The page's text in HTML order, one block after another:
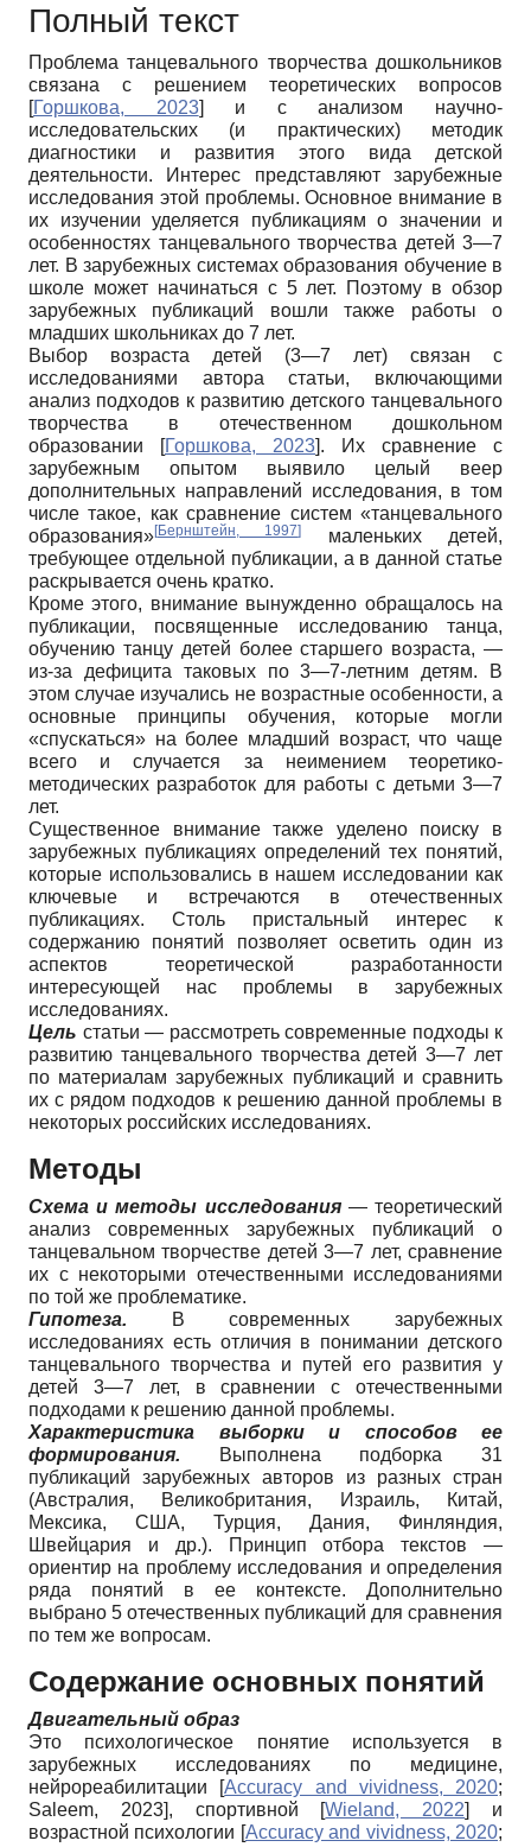
Полный текст
Проблема танцевального творчества дошкольников
связана с решением теоретических вопросов
[Горшкова, 2023] и с анализом научно-
исследовательских (и практических) методик
диагностики и развития этого вида детской
деятельности. Интерес представляют зарубежные
исследования этой проблемы. Основное внимание в
их изучении уделяется публикациям о значении и
особенностях танцевального творчества детей 3—7
лет. В зарубежных системах образования обучение в
школе может начинаться с 5 лет. Поэтому в обзор
зарубежных публикаций вошли также работы о
младших школьниках до 7 лет.
Выбор возраста детей (3—7 лет) связан с
исследованиями автора статьи, включающими
анализ подходов к развитию детского танцевального
творчества в отечественном дошкольном
образовании
[Горшкова, 2023]. Их сравнение с
зарубежным опытом выявило целый веер
дополнительных направлений исследования, в том
числе такое, как сравнение систем «танцевального
образования»[Бернштейн, 1997]
маленьких детей,
требующее отдельной публикации, а в данной статье
раскрывается очень кратко.
Кроме этого, внимание вынужденно обращалось на
публикации, посвященные исследованию танца,
обучению танцу детей более старшего возраста, —
из-за дефицита таковых по 3—7-летним детям. В
этом случае изучались не возрастные особенности, а
основные принципы обучения, которые могли
«спускаться» на более младший возраст, что чаще
всего и случается за неимением теоретико-
методических разработок для работы с детьми 3—7
лет.
Существенное внимание также уделено поиску в
зарубежных публикациях определений тех понятий,
которые использовались в нашем исследовании как
ключевые и встречаются в отечественных
публикациях. Столь пристальный интерес к
содержанию понятий позволяет осветить один из
аспектов теоретической разработанности
интересующей нас проблемы в зарубежных
исследованиях.
Цель статьи — рассмотреть современные подходы к
развитию танцевального творчества детей 3—7 лет
по материалам зарубежных публикаций и сравнить
их с рядом подходов к решению данной проблемы в
некоторых российских исследованиях.
Методы
Схема и методы исследования — теоретический
анализ современных зарубежных публикаций о
танцевальном творчестве детей 3—7 лет, сравнение
их с некоторыми отечественными исследованиями
по той же проблематике.
Гипотеза.
В современных зарубежных
исследованиях есть отличия в понимании детского
танцевального творчества и путей его развития у
детей 3—7 лет, в сравнении с отечественными
подходами к решению данной проблемы.
Характеристика выборки и способов ее
формирования.
Выполнена подборка 31
публикаций зарубежных авторов из разных стран
(Австралия, Великобритания, Израиль, Китай,
Мексика, США, Турция, Дания, Финляндия,
Швейцария и др.). Принцип отбора текстов —
ориентир на проблему исследования и определения
ряда понятий в ее контексте. Дополнительно
выбрано 5 отечественных публикаций для сравнения
по тем же вопросам.
Содержание основных понятий
Двигательный образ
Это психологическое понятие используется в
зарубежных исследованиях по медицине,
нейрореабилитации
[Accuracy and vividness, 2020;
Saleem, 2023], спортивной [Wieland, 2022]
и
возрастной психологии [Accuracy and vividness, 2020;